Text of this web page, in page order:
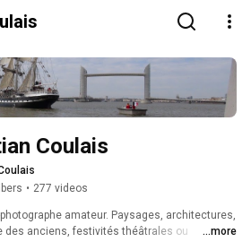
Coulais
• 277 videos
amateur. Paysages, architectures,
des anciens, festivités théâtrales ou
...more